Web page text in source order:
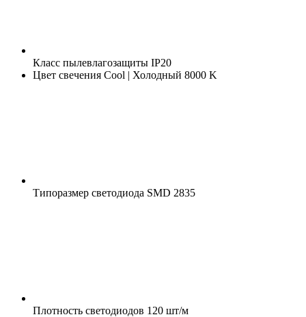
Класс пылевлагозащиты IP20
Цвет свечения Cool | Холодный 8000 K
Типоразмер светодиода SMD 2835
Плотность светодиодов 120 шт/м